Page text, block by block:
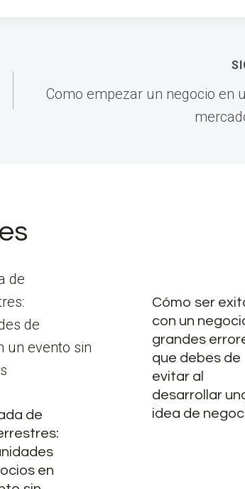
Como empezar un negocio en
de
en
Cómo ser
con un
grandes
que debes de
evitar al
desarrollar
idea de